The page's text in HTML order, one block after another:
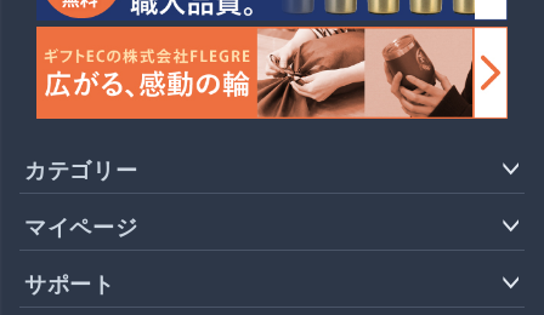
カテゴリー
マイページ
サポート